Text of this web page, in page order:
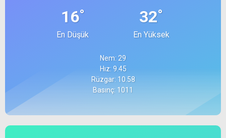
16°
En Düşük
32°
En Yüksek
Nem: 29
Hız: 9.45
Rüzgar: 10.58
Basınç: 1011